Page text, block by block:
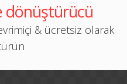
dönüştürücü
& ücretsiz olarak